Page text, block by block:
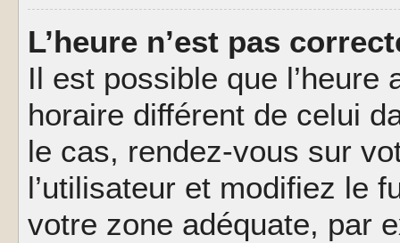
L’heure n’est pas
Il est possible que
horaire différent de celui
le cas, rendez-vous sur
l’utilisateur et modifiez le
votre zone adéquate, par